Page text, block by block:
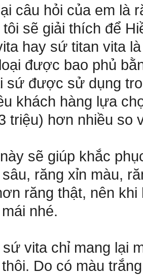
câu hỏi của em là
tôi sẽ giải thích để
hay sứ titan vita
được bao phủ
sứ được sử dụng
khách hàng lựa
triệu) hơn nhiều so
sẽ giúp khắc
răng xỉn màu,
răng thật, nên
nhé.
vita chỉ mang lại
Do có màu